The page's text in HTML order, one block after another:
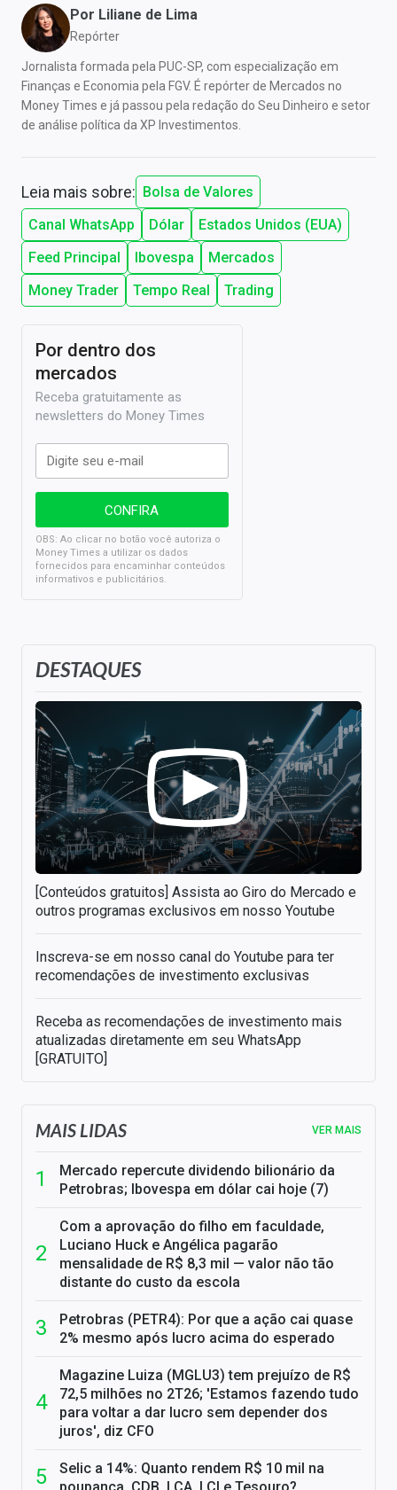
Por Liliane de Lima
Repórter
Jornalista formada pela PUC-SP, com especialização em
Finanças e Economia pela FGV. É repórter de Mercados no
Money Times e já passou pela redação do Seu Dinheiro e setor
de análise política da XP Investimentos.
Leia mais sobre: Bolsa de Valores
Canal WhatsApp
Dólar
Estados Unidos (EUA)
Feed Principal
Ibovespa
Mercados
Money Trader
Tempo Real Trading
DESTAQUES
[Conteúdos gratuitos] Assista ao Giro do Mercado e
outros programas exclusivos em nosso Youtube
Inscreva-se em nosso canal do Youtube para ter
recomendações de investimento exclusivas
Receba as recomendações de investimento mais
atualizadas diretamente em seu WhatsApp
[GRATUITO]
Por dentro dos
mercados
Receba gratuitamente as
newsletters do Money Times
OBS: Ao clicar no botão você autoriza o
Money Times a utilizar os dados
fornecidos para encaminhar conteúdos
informativos e publicitários.
MAIS LIDAS VER MAIS
Mercado repercute dividendo bilionário da
Petrobras; Ibovespa em dólar cai hoje (7)
Com a aprovação do filho em faculdade,
Luciano Huck e Angélica pagarão
mensalidade de R$ 8,3 mil — valor não tão
distante do custo da escola
Petrobras (PETR4): Por que a ação cai quase
2% mesmo após lucro acima do esperado
Magazine Luiza (MGLU3) tem prejuízo de R$
72,5 milhões no 2T26; 'Estamos fazendo tudo
para voltar a dar lucro sem depender dos
juros', diz CFO
Selic a 14%: Quanto rendem R$ 10 mil na